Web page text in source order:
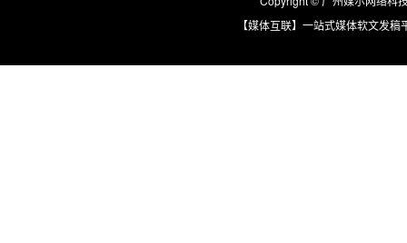
【媒体互联】一站式媒体软文发